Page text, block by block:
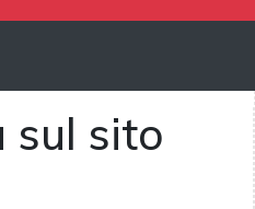
sul sito